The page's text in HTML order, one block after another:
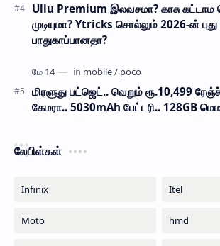
Ullu Premium இலவசமா? காசு கட்டாம
முடியுமா? Ytricks சொல்லும் 2026-ன்
பாதுகாப்பானதா?
மிரளுது பட்ஜெட்.. வெறும் ரூ.10,499
கேமரா.. 5030mAh பேட்டரி.. 128GB
லேபிள்கள்